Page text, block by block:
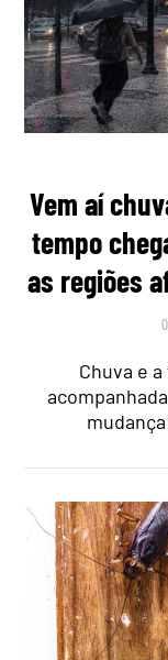
Vem aí
tempo
as regiões
Chuva e